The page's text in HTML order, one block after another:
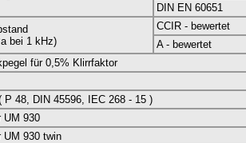
DIN EN 60651
bei 1 kHz)
CCIR - bewertet
A - bewertet
für 0,5% Klirrfaktor
P 48, DIN 45596, IEC 268 - 15 )
UM 930
UM 930 twin